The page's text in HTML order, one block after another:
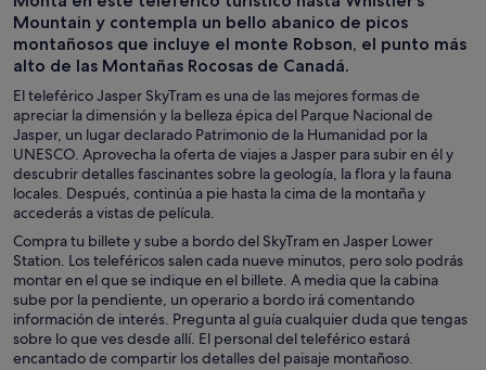
Mountain y contempla un bello abanico de picos
montañosos que incluye el monte Robson, el punto más
alto de las Montañas Rocosas de Canadá.
El teleférico Jasper SkyTram es una de las mejores formas de
apreciar la dimensión y la belleza épica del Parque Nacional de
Jasper, un lugar declarado Patrimonio de la Humanidad por la
UNESCO. Aprovecha la oferta de viajes a Jasper para subir en él y
descubrir detalles fascinantes sobre la geología, la flora y la fauna
locales. Después, continúa a pie hasta la cima de la montaña y
accederás a vistas de película.
Compra tu billete y sube a bordo del SkyTram en Jasper Lower
Station. Los teleféricos salen cada nueve minutos, pero solo podrás
montar en el que se indique en el billete. A media que la cabina
sube por la pendiente, un operario a bordo irá comentando
información de interés. Pregunta al guía cualquier duda que tengas
sobre lo que ves desde allí. El personal del teleférico estará
encantado de compartir los detalles del paisaje montañoso.